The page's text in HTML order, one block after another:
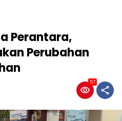
Perantara,
Perubahan
57